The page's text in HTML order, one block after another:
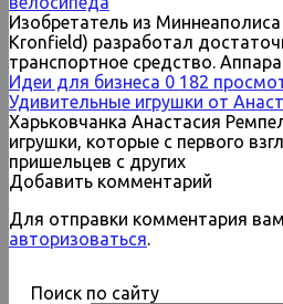
Изобретатель из
Kronfield) разработал
транспортное средство.
Идеи для бизнеса 0 182
Удивительные игрушки от
Харьковчанка Анастасия
игрушки, которые с первого
пришельцев с других
Добавить комментарий
Для отправки комментария
авторизоваться.
Поиск по сайту